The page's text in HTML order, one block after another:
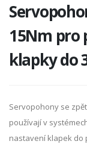
15Nm pro
klapky do
Servopohony se
používají v
nastavení klapek do